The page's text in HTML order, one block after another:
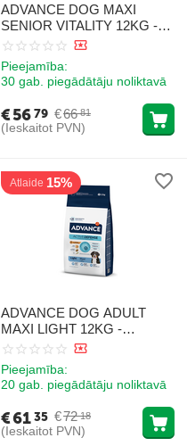
ADVANCE DOG MAXI
SENIOR VITALITY 12KG -
Pieaugušie lielo šķirņu suņi
gadiem
Pieejamība:
30 gab. piegādātāju noliktavā
€66 81
€5679
(Ieskaitot PVN)
Atlaide 15%
ADVANCE DOG ADULT
MAXI LIGHT 12KG -
pilnvērtīga un sabalansēta
šķirņu suņiem (+30 kg) ar
tendenci pieņemties svarā
Pieejamība:
20 gab. piegādātāju noliktavā
€72 18
€6135
(Ieskaitot PVN)